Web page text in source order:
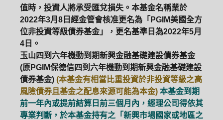
值時，投資人將承受匯兌損失。本基金名稱業於
2022年3月8日經金管會核准更名為「PGIM美國全方
位非投資等級債券基金」，更名基準日為2022年5月
4日。
玉山四到六年機動到期新興金融基礎建設債券基金
(原PGIM保德信四到六年機動到期新興金融基礎建設
債券基金) (本基金有相當比重投資於非投資等級之高
風險債券且基金之配息來源可能為本金) 本基金到期
前一年內或提前結算日前三個月內，經理公司得依其
專業判斷，於本基金持有之「新興市場國家或地區之